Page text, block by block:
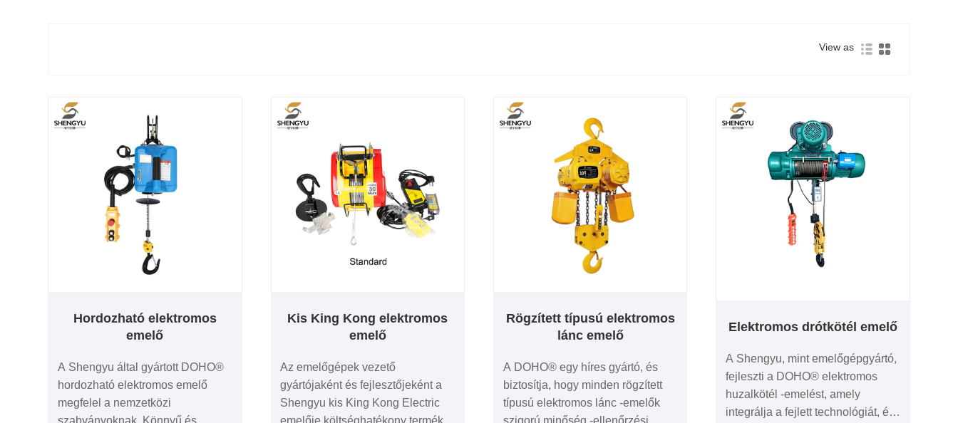
View as
Hordozható elektromos
emelő
A Shengyu által gyártott DOHO®
hordozható elektromos emelő
megfelel a nemzetközi
szabványoknak. Könnyű és
Kis King Kong elektromos
emelő
Az emelőgépek vezető
gyártójaként és fejlesztőjeként a
Shengyu kis King Kong Electric
emelője költséghatékony termék a
Rögzített típusú elektromos
lánc emelő
A DOHO® egy híres gyártó, és
biztosítja, hogy minden rögzített
típusú elektromos lánc -emelők
szigorú minőség -ellenőrzési
Elektromos drótkötél emelő
A Shengyu, mint emelőgépgyártó,
fejleszti a DOHO® elektromos
huzalkötél -emelést, amely
integrálja a fejlett technológiát, és